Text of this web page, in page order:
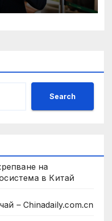
Search
на
в Китай
– Chinadaily.com.cn